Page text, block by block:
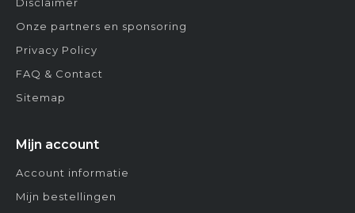
Onze partners en sponsoring
Privacy Policy
FAQ & Contact
Sitemap
Mijn account
Account informatie
Mijn bestellingen